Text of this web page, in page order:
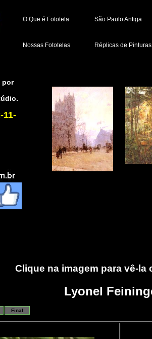
O Que é Fototela
Nossas Fototelas
São Paulo Antiga
Réplicas de Pinturas
por
11-
Final
Clique na imagem para vê-la
Lyonel